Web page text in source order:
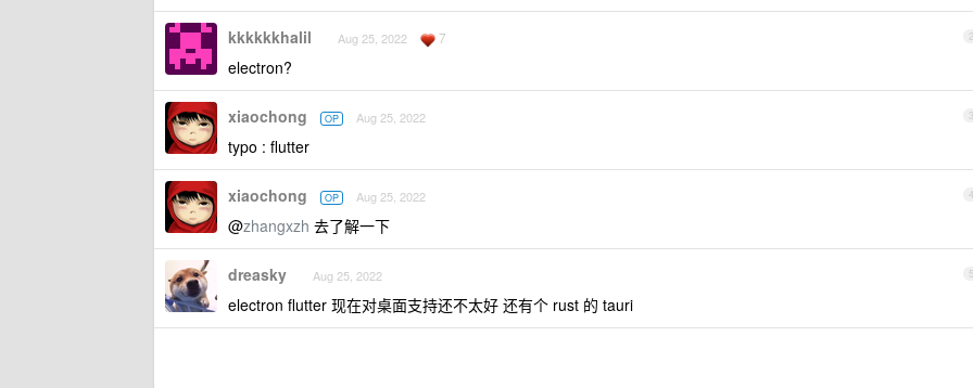
2
kkkkkkhalil Aug 25, 2022 7
electron?
3
xiaochong OP Aug 25, 2022
typo : flutter
4
xiaochong OP Aug 25, 2022
@zhangxzh 去了解一下
5
dreasky Aug 25, 2022
electron flutter 现在对桌面支持还不太好 还有个 rust 的 tauri